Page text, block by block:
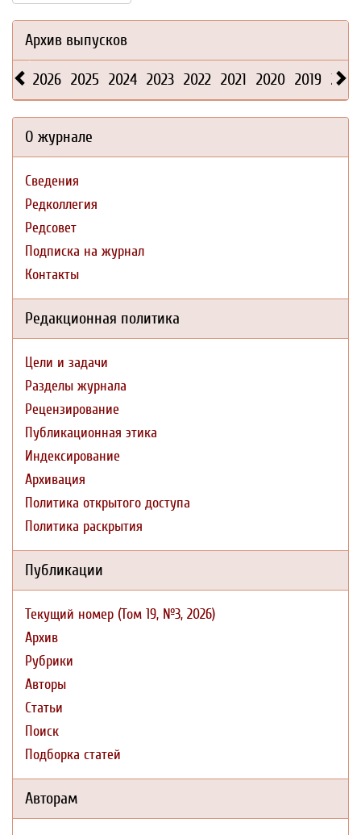
Архив выпусков
2026 2025 2024 2023 2022 2021 2020 2019 2018
О журнале
Сведения
Редколлегия
Редсовет
Подписка на журнал
Контакты
Редакционная политика
Цели и задачи
Разделы журнала
Рецензирование
Публикационная этика
Индексирование
Архивация
Политика открытого доступа
Политика раскрытия
Публикации
Текущий номер (Том 19, №3, 2026)
Архив
Рубрики
Авторы
Статьи
Поиск
Подборка статей
Авторам